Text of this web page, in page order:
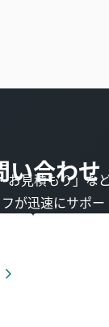
い合わせ
見積もり」な
が迅速にサポー